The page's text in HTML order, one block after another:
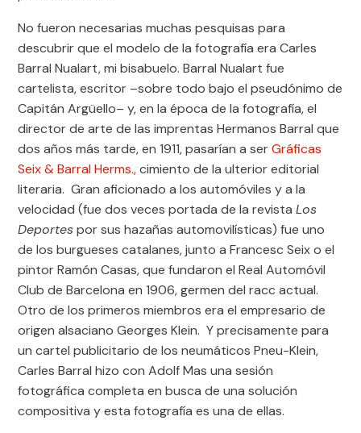
No fueron necesarias muchas pesquisas para
descubrir que el modelo de la fotografía era Carles
Barral Nualart, mi bisabuelo. Barral Nualart fue
cartelista, escritor –sobre todo bajo el pseudónimo de
Capitán Argüello– y, en la época de la fotografía, el
director de arte de las imprentas Hermanos Barral que
dos años más tarde, en 1911, pasarían a serGráficas
Seix & Barral Herms.,cimiento de la ulterior editorial
literaria. Gran aficionado a los automóviles y a la
velocidad (fue dos veces portada de la revistaLos
Deportespor sus hazañas automovilísticas) fue uno
de los burgueses catalanes, junto a Francesc Seix o el
pintor Ramón Casas, que fundaron el Real Automóvil
Club de Barcelona en 1906, germen del racc actual.
Otro de los primeros miembros era el empresario de
origen alsaciano Georges Klein. Y precisamente para
un cartel publicitario de los neumáticos Pneu-Klein,
Carles Barral hizo con Adolf Mas una sesión
fotográfica completa en busca de una solución
compositiva y esta fotografía es una de ellas.